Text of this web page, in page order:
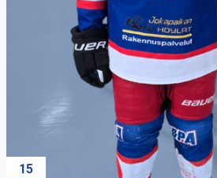
15